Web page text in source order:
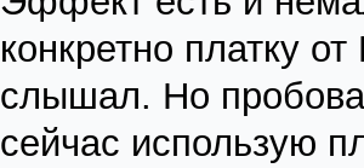
конкретно платку
слышал. Но
сейчас использую